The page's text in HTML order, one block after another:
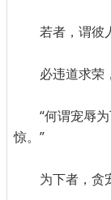
若者，谓彼
必违道求荣
“何谓宠辱
惊。”
为下者，贪